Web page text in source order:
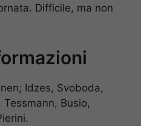
Difficile, ma non
Idzes, Svoboda,
Busio,